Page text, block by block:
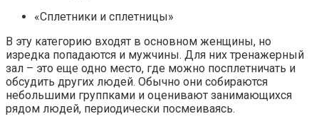
«Сплетники и сплетницы»
В эту категорию входят в основном женщины, но
изредка попадаются и мужчины. Для них тренажерный
зал – это еще одно место, где можно посплетничать и
обсудить других людей. Обычно они собираются
небольшими группками и оценивают занимающихся
рядом людей, периодически посмеиваясь.